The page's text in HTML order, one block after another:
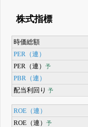
株式指標
時価総額
PER（連）
PER（連）予
PBR（連）
配当利回り 予
ROE（連）
ROE（連）予